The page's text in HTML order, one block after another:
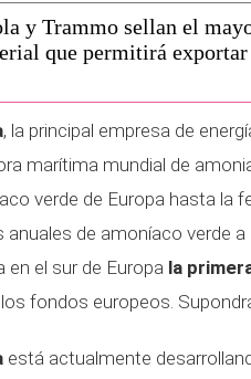
y Trammo sellan el
que permitirá
, la principal empresa de
marítima mundial de
verde de Europa hasta la
anuales de amoníaco verde
en el sur de Europa la
fondos europeos.
está actualmente